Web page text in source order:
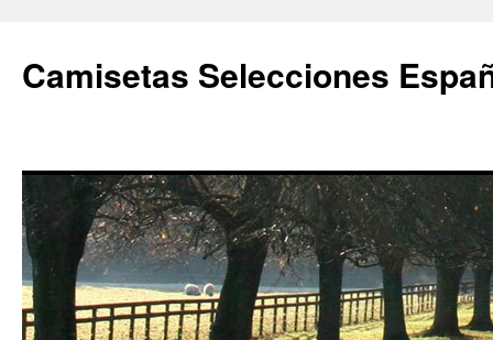
Camisetas Selecciones